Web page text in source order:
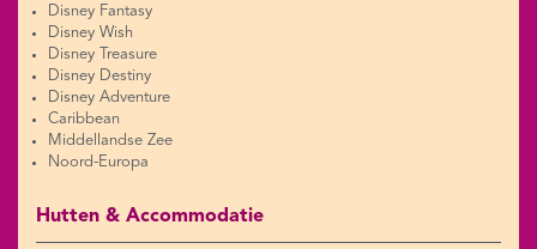
Disney Fantasy
Disney Wish
Disney Treasure
Disney Destiny
Disney Adventure
Caribbean
Middellandse Zee
Noord-Europa
Hutten & Accommodatie